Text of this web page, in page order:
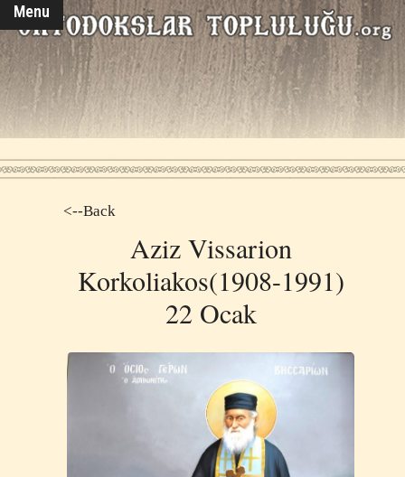
Menu
<--Back
Aziz Vissarion
Korkoliakos(1908-1991)
22 Ocak